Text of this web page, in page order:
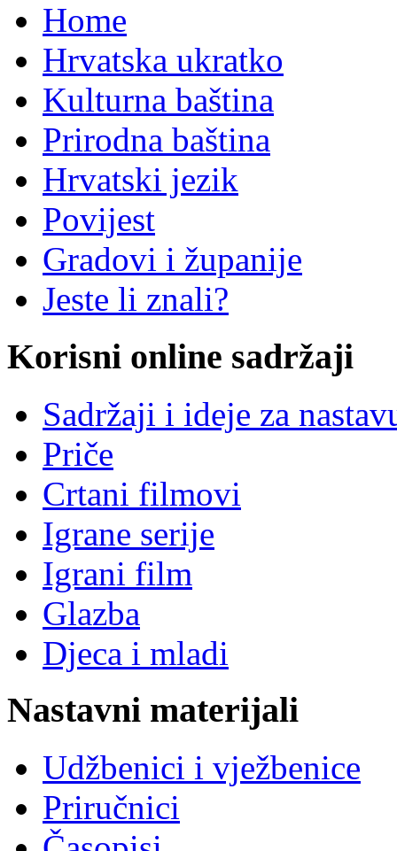
Home
Hrvatska ukratko
Kulturna baština
Prirodna baština
Hrvatski jezik
Povijest
Gradovi i županije
Jeste li znali?
Korisni online sadržaji
Sadržaji i ideje za
Priče
Crtani filmovi
Igrane serije
Igrani film
Glazba
Djeca i mladi
Nastavni materijali
Udžbenici i vježbenice
Priručnici